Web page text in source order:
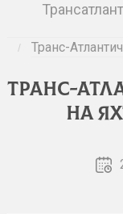
/ Транс-
Транс-
на